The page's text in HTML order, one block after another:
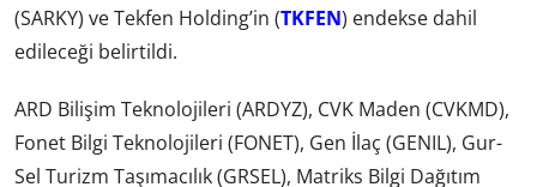
(SARKY) ve Tekfen Holding’in (TKFEN) endekse dahil
edileceği belirtildi.
ARD Bilişim Teknolojileri (ARDYZ), CVK Maden (CVKMD),
Fonet Bilgi Teknolojileri (FONET), Gen İlaç (GENIL), Gur-
Sel Turizm Taşımacılık (GRSEL), Matriks Bilgi Dağıtım